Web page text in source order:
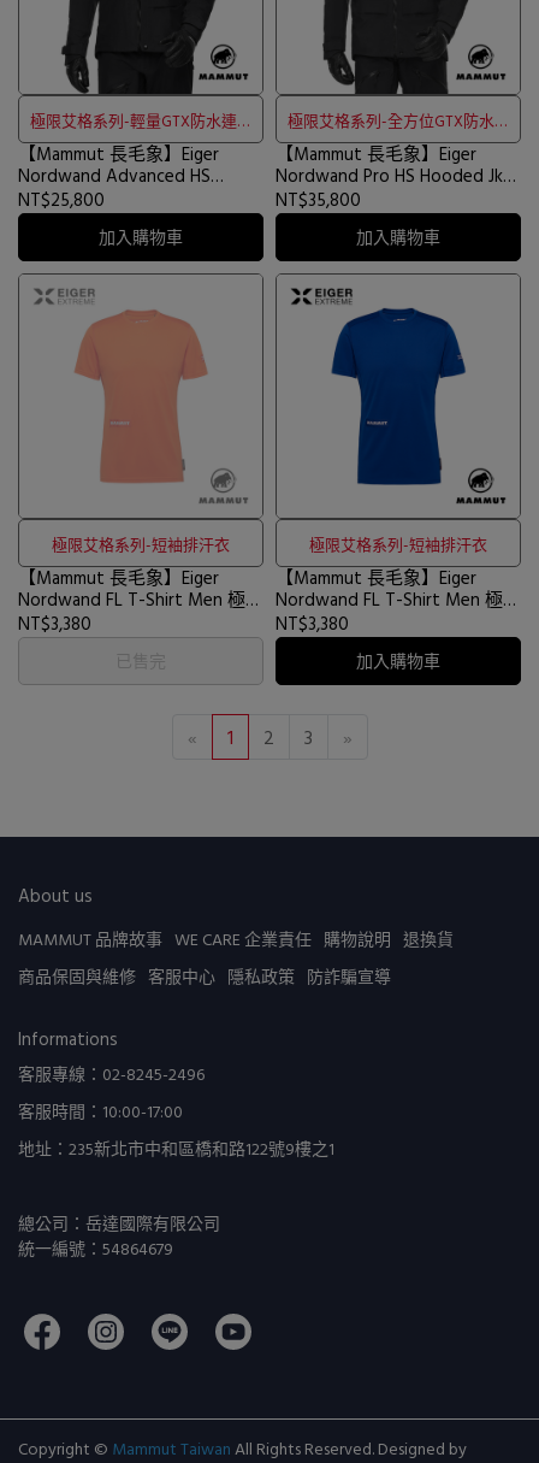
極限艾格系列-輕量GTX防水連防
風帽外套
【Mammut 長毛象】Eiger
Nordwand Advanced HS
Hooded Jkt 極限艾格輕量GTX
防水連帽外套 黑色 男款
#1010-31710
NT$25,800
加入購物車
極限艾格系列-全方位GTX防水連
防風帽外套
【Mammut 長毛象】Eiger
Nordwand Pro HS Hooded Jkt
極限艾格全方位GTX防水連帽
外套 黑色 男款 #1010-31750
NT$35,800
加入購物車
極限艾格系列-短袖排汗衣
【Mammut 長毛象】Eiger
Nordwand FL T-Shirt Men 極限
艾格短袖排汗衣 艾格橘 男款
#1017-06890
NT$3,380
已售完
極限艾格系列-短袖排汗衣
【Mammut 長毛象】Eiger
Nordwand FL T-Shirt Men 極限
艾格短袖排汗衣 艾格藍 男款
#1017-06890
NT$3,380
加入購物車
« 1 2 3 »
About us
MAMMUT 品牌故事 WE CARE 企業責任 購物說明 退換貨
商品保固與維修 客服中心 隱私政策 防詐騙宣導
Informations
客服專線：02-8245-2496
客服時間：10:00-17:00
地址：235新北市中和區橋和路122號9樓之1
總公司：岳達國際有限公司
統一編號：54864679
Copyright © Mammut TaiwanAll Rights Reserved.Designed by